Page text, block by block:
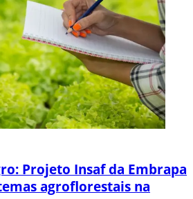
Projeto Insaf da Embrapa
agroflorestais na